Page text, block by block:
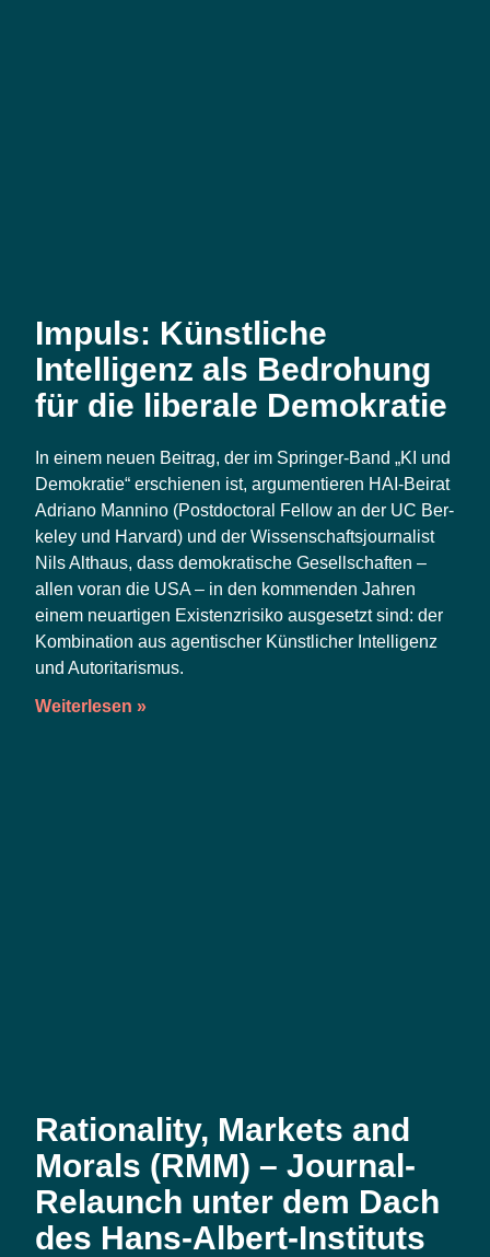
Impuls: Künstliche
Intelligenz als Bedrohung
für die liberale Demokratie
In einem neu­en Bei­trag, der im Sprin­ger-Band „KI und
Demo­kra­tie“ erschie­nen ist, argu­men­tie­ren HAI-Bei­rat
Adria­no Man­ni­no (Post­doc­to­ral Fel­low an der UC Ber­
ke­ley und Har­vard) und der Wis­sen­schafts­jour­na­list
Nils Alt­haus, dass demo­kra­ti­sche Gesell­schaf­ten –
allen vor­an die USA – in den kom­men­den Jah­ren
einem neu­ar­ti­gen Exis­tenz­ri­si­ko aus­ge­setzt sind: der
Kom­bi­na­ti­on aus agen­ti­scher Künst­li­cher Intel­li­genz
und Autoritarismus.
Weiterlesen »
Rationality, Markets and
Morals (RMM) – Journal-
Relaunch unter dem Dach
des Hans-Albert-Instituts